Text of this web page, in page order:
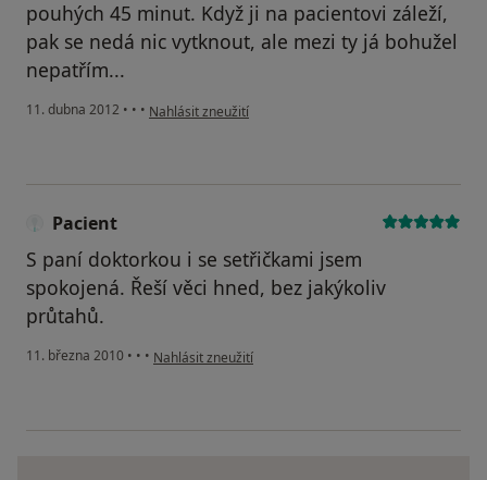
pouhých 45 minut. Když ji na pacientovi záleží,
pak se nedá nic vytknout, ale mezi ty já bohužel
nepatřím...
11. dubna 2012 • • • podle názoru uživatele Váš účet byl odstraněn
Nahlásit zneužití
Pacient
S paní doktorkou i se setřičkami jsem
spokojená. Řeší věci hned, bez jakýkoliv
průtahů.
11. března 2010 • • • podle názoru uživatele Pacient
Nahlásit zneužití